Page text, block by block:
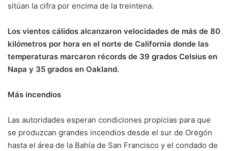
sitúan la cifra por encima de la treintena.
Los vientos cálidos alcanzaron velocidades de más de 80
kilómetros por hora en el norte de California donde las
temperaturas marcaron récords de 39 grados Celsius en
Napa y 35 grados en Oakland.
Más incendios
Las autoridades esperan condiciones propicias para que
se produzcan grandes incendios desde el sur de Oregón
hasta el área de la Bahía de San Francisco y el condado de